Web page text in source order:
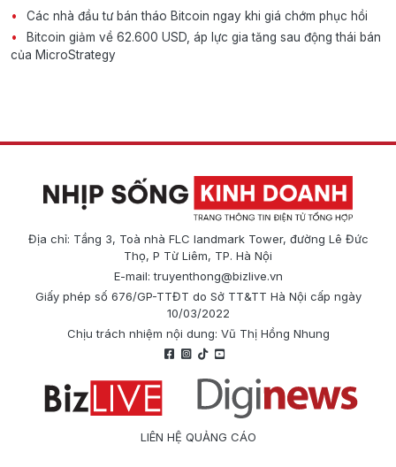
Các nhà đầu tư bán tháo Bitcoin ngay khi giá chớm phục hồi
Bitcoin giảm về 62.600 USD, áp lực gia tăng sau động thái bán
của MicroStrategy
Địa chỉ: Tầng 3, Toà nhà FLC landmark Tower, đường Lê Đức
Thọ, P Từ Liêm, TP. Hà Nội
E-mail:truyenthong@bizlive.vn
Giấy phép số 676/GP-TTĐT do Sở TT&TT Hà Nội cấp ngày
10/03/2022
Chịu trách nhiệm nội dung: Vũ Thị Hồng Nhung
LIÊN HỆ QUẢNG CÁO